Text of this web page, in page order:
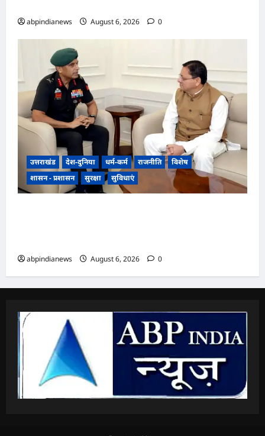
abpindianews August 6, 2026 0
उत्तराखंड देश-दुनिया धर्म-कर्म राजनीति
विशेष
शासन - प्रशासन
सुरक्षा सुविधाएं
abpindianews August 6, 2026 0